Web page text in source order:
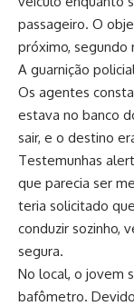
passageiro. O
próximo, segundo
A guarnição
Os agentes
estava no banco
sair, e o destino
Testemunhas
que parecia ser
teria solicitado
conduzir sozinho,
segura.
No local, o jovem
bafômetro.